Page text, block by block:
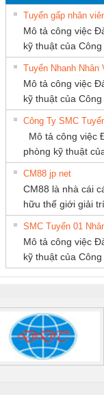
Le An Toàn
Contact
– PSR-
SCP-
FSP/2X1/1X2
sát chuỗi
tấm pin
16I+
(2502520000)
Bộ
1K5 L
Bộ
điện
CÔNG TY CỔ
PHẦN DÂY VÀ
CÁP ĐIỆN
THƯỢNG ĐÌNH
CÔNG TY CỔ
PHẦN TỰ ĐỘNG
TIẾN HƯNG
Mô tả công việc
kỹ thuật của Công
Tuyển Nhanh Nhân
Mô tả công việc
kỹ thuật của Công
Mô tả công việc
phòng kỹ thuật
CM88 jp net
CM88 là nhà cái
hữu thế giới giải trí
SMC Tuyển 01
Mô tả công việc
kỹ thuật của Công